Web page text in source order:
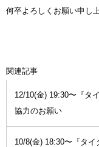
何卒よろしくお願い申し
関連記事
12/10(金) 19:30〜『タ
協力のお願い
10/8(金) 18:30〜『タ